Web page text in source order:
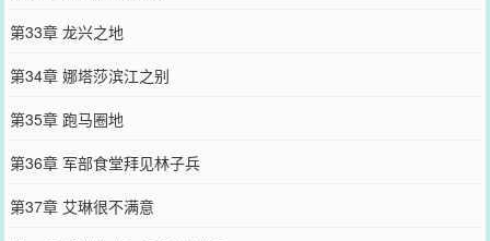
第33章 龙兴之地
第34章 娜塔莎滨江之别
第35章 跑马圈地
第36章 军部食堂拜见林子兵
第37章 艾琳很不满意